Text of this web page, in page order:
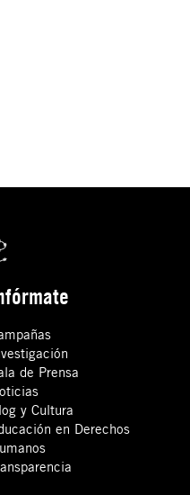
de Prensa
y Cultura
en Derechos